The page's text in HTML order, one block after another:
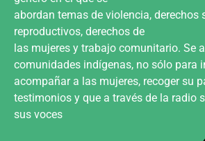
abordan temas de violencia, derechos
reproductivos, derechos de
las mujeres y trabajo comunitario. Se
comunidades indígenas, no sólo para
acompañar a las mujeres, recoger su
testimonios y que a través de la radio
sus voces